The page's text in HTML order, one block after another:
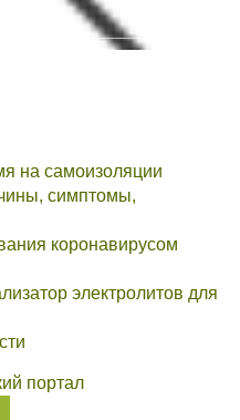
на самоизоляции
симптомы,
коронавирусом
электролитов для
портал